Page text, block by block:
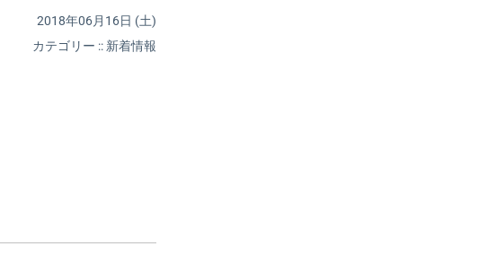
2018年06月16日 (土)
カテゴリー :: 新着情報